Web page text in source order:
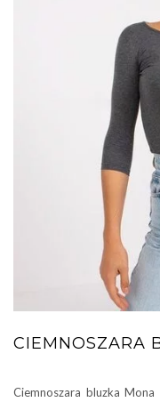
CIEMNOSZARA
Ciemnoszara bluzka